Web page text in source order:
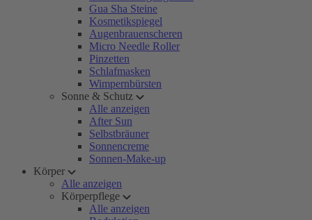
Gua Sha Steine
Kosmetikspiegel
Augenbrauenscheren
Micro Needle Roller
Pinzetten
Schlafmasken
Wimpernbürsten
Sonne & Schutz
Alle anzeigen
After Sun
Selbstbräuner
Sonnencreme
Sonnen-Make-up
Körper
Alle anzeigen
Körperpflege
Alle anzeigen